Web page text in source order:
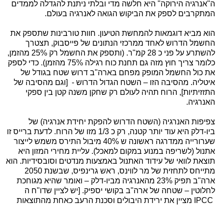
ה"אנרגיה הירוקה" היא חלשה מדי ובלתי ניתנת להגדלה לממדים
המתקרבים לספק את הביקוש הגואה לאנרגיה בעולם.
הוא מביא דוגמאות להמחשת הטיעון. חוות טורבינות שתספק את
החשמל הדרוש לאחד ממרכזי הנתונים של פייסבוק, תצטרך
להשתרע על פני כ 28 קמ"ר. (ותספק את החשמל רק 25% מהזמן,
כלומר צריך חוץ מזה גם תחנת כוח רגילה 75% מהזמן). כדי לספק
את כול החשמל המופק מפחם בארה"ב דרוש שטח בגודל של
איטליה. מהסיבה הזו – השטח הגדול הדרוש - [וגם מהסיבה של
התזזיתיות], הרוח תהיה לעולם רק שחקן משנה קטן בין ספקי
האנרגיה.
צפיפות האנרגיה (השטח הדרוש להפקת יחידת אנרגיה) של
ביו-דלק היא עוד יותר קטנה, רק כ 1/3 מזו של הרוח. לדעת ברייס זו
שערורייה ממדרגה ראשונה ש 40% מיבול התירס משמש לייצור
אתנול (לשריפה במנוע במקום למאכל). עליית מחירי המזון היא
תוצאת לוואי של עידוד האתנול באמצעות מנדטים וסובסידיות. הוא
מתייחס לתחזית של מר לווינס, ראש גרינפיס, שבשנת 2050
ארה"ב תפיק 23% מהאנרגיה מביו-דלק – ואומר שהיא מגוחכת
לחלוטין – שטחה של ארה"ב בקושי יספיק. [יש לציין שדו"ח ה
IPCC
מציין את ירידת היבולים וסכנת הרעב כאחת מהתוצאות